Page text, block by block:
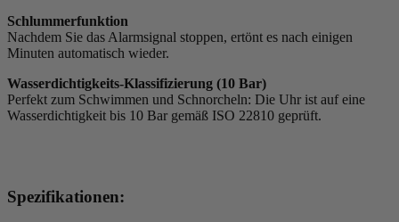
Schlummerfunktion
Nachdem Sie das Alarmsignal stoppen, ertönt es nach einigen
Minuten automatisch wieder.
Wasserdichtigkeits-Klassifizierung (10 Bar)
Perfekt zum Schwimmen und Schnorcheln: Die Uhr ist auf eine
Wasserdichtigkeit bis 10 Bar gemäß ISO 22810 geprüft.
Spezifikationen: